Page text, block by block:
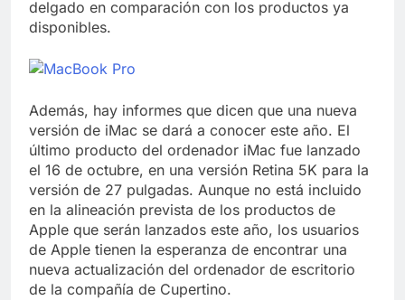
delgado en comparación con los productos ya
disponibles.
Además, hay informes que dicen que una nueva
versión de iMac se dará a conocer este año. El
último producto del ordenador iMac fue lanzado
el 16 de octubre, en una versión Retina 5K para la
versión de 27 pulgadas. Aunque no está incluido
en la alineación prevista de los productos de
Apple que serán lanzados este año, los usuarios
de Apple tienen la esperanza de encontrar una
nueva actualización del ordenador de escritorio
de la compañía de Cupertino.